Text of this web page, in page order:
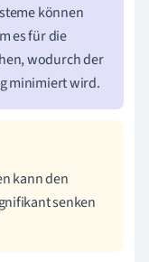
können
es für die
wodurch der
minimiert wird.
kann den
senken